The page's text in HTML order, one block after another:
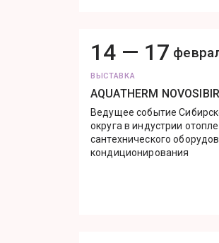
14 — 17
ВЫСТАВКА
AQUATHERM
Ведущее событие
округа в индустрии
сантехнического
кондиционирования